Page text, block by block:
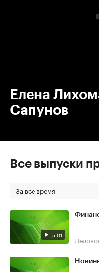
Елена
Сапунов
Все выпуски
За все время
5:01